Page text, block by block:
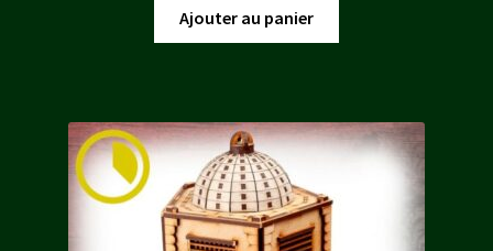
initial
était :
actuel
est :
Ajouter au panier